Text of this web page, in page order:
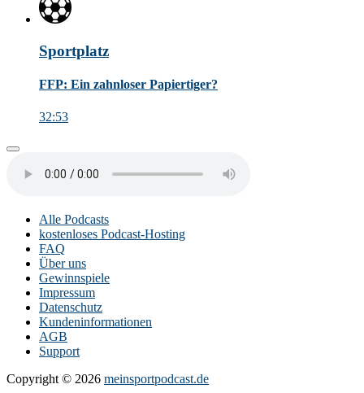
Sportplatz
FFP: Ein zahnloser Papiertiger?
32:53
Alle Podcasts
kostenloses Podcast-Hosting
FAQ
Über uns
Gewinnspiele
Impressum
Datenschutz
Kundeninformationen
AGB
Support
Copyright © 2026 meinsportpodcast.de